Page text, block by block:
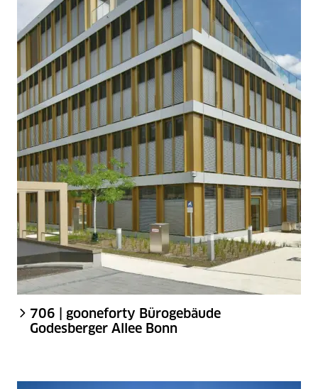
706 | gooneforty Bürogebäude
Godesberger Allee Bonn